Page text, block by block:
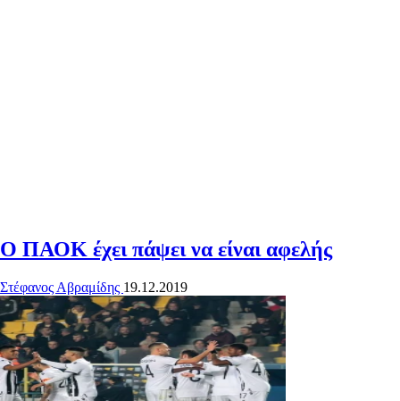
Ο ΠΑΟΚ έχει πάψει να είναι αφελής
Στέφανος Αβραμίδης 19.12.2019